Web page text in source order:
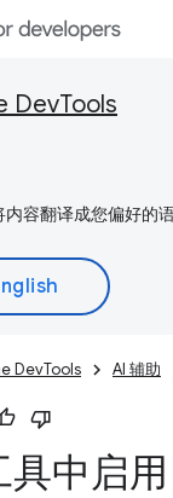
DevTools
容翻译成您偏好的
DevTools AI 辅助
中启